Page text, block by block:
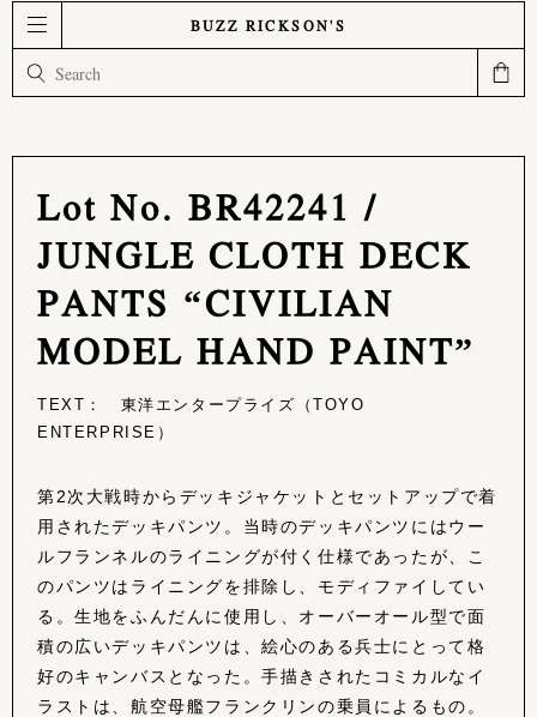
BUZZ RICKSON'S
Lot No. BR42241 /
JUNGLE CLOTH DECK
PANTS “CIVILIAN
MODEL HAND PAINT”
TEXT： 東洋エンタープライズ（TOYO
ENTERPRISE）
第2次大戦時からデッキジャケットとセットアップで着
用されたデッキパンツ。当時のデッキパンツにはウー
ルフランネルのライニングが付く仕様であったが、こ
のパンツはライニングを排除し、モディファイしてい
る。生地をふんだんに使用し、オーバーオール型で面
積の広いデッキパンツは、絵心のある兵士にとって格
好のキャンバスとなった。手描きされたコミカルなイ
ラストは、航空母艦フランクリンの乗員によるもの。